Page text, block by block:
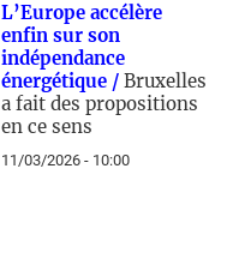
L’Europe accélère
enfin sur son
indépendance
énergétique / Bruxelles
a fait des propositions
en ce sens
11/03/2026 - 10:00